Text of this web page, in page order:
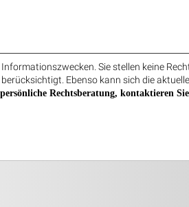
Sie stellen keine
Ebenso kann sich die
Rechtsberatung, kontaktieren